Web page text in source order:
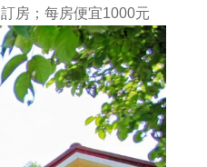
訂房；每房便宜1000元